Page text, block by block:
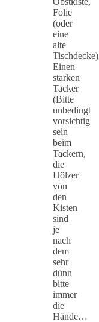
Folie
(oder
eine
alte
Tischdecke)
Einen
starken
Tacker
(Bitte
unbedingt
vorsichtig
sein
beim
Tackern,
die
Hölzer
von
den
Kisten
sind
je
nach
dem
sehr
dünn
bitte
immer
die
Hände…